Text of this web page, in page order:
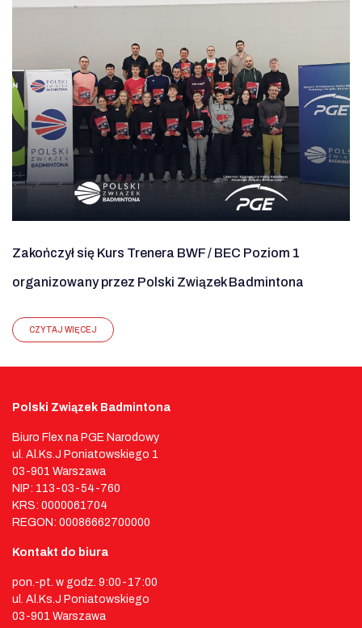
Zakończył się Kurs Trenera BWF / BEC Poziom 1
organizowany przez Polski Związek Badmintona
CZYTAJ WIĘCEJ
Polski Związek Badmintona
Biuro Flex na PGE Narodowy
ul. Al.Ks.J Poniatowskiego 1
03-901 Warszawa
NIP: 113-03-54-760
KRS: 0000061704
REGON: 00086662700000
Kontakt do biura
pon.-pt. w godz. 9:00-17:00
ul. Al.Ks.J Poniatowskiego
03-901 Warszawa